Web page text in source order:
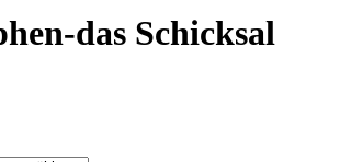
das Schicksal